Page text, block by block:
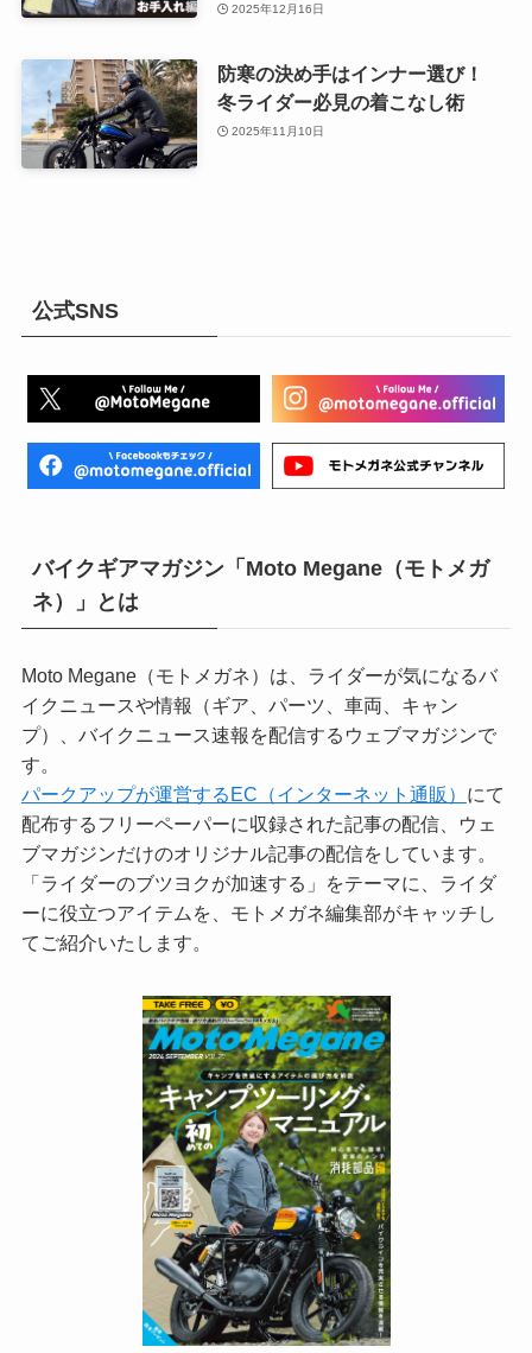
2025年12月16日
防寒の決め手はインナー選び！
冬ライダー必見の着こなし術
2025年11月10日
公式SNS
バイクギアマガジン「Moto Megane（モトメガ
ネ）」とは
Moto Megane（モトメガネ）は、ライダーが気になるバ
イクニュースや情報（ギア、パーツ、車両、キャン
プ）、バイクニュース速報を配信するウェブマガジンで
す。
パークアップが運営するEC（インターネット通販） にて
配布するフリーペーパーに収録された記事の配信、ウェ
ブマガジンだけのオリジナル記事の配信をしています。
「ライダーのブツヨクが加速する」をテーマに、ライダ
ーに役立つアイテムを、モトメガネ編集部がキャッチし
てご紹介いたします。